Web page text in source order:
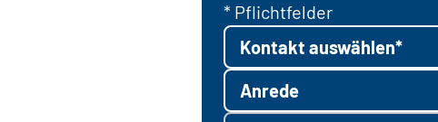
* Pflichtfelder
Kontakt auswählen*
Anrede